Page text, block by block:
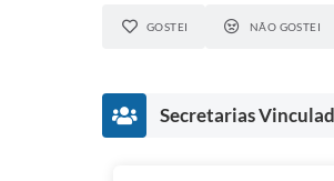
GOSTEI NÃO GOSTEI
Secretarias